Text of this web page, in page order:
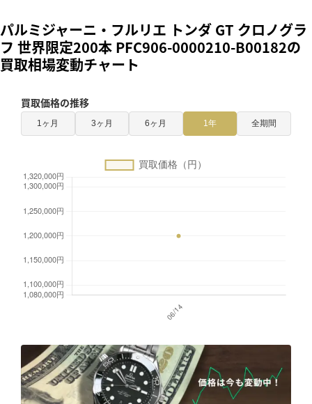
パルミジャーニ・フルリエ トンダ GT クロノグラ
フ 世界限定200本 PFC906-0000210-B00182の
買取相場変動チャート
買取価格の推移
1ヶ月 3ヶ月 6ヶ月 1年 全期間